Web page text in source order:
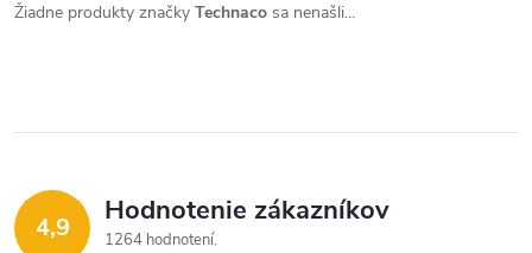
Žiadne produkty značky Technaco sa nenašli...
4,9 Hodnotenie zákazníkov
1264 hodnotení